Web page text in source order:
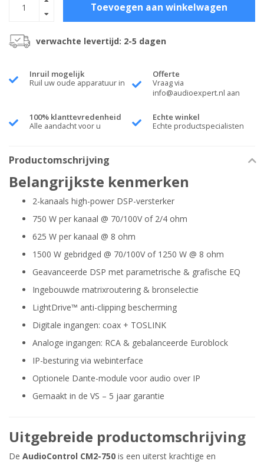
Toevoegen aan winkelwagen
verwachte levertijd: 2-5 dagen
Inruil mogelijk
Ruil uw oude apparatuur in
Offerte
Vraag via
info@audioexpert.nl aan
100% klanttevredenheid
Alle aandacht voor u
Echte winkel
Echte productspecialisten
Productomschrijving
Belangrijkste kenmerken
2-kanaals high-power DSP-versterker
750 W per kanaal @ 70/100V of 2/4 ohm
625 W per kanaal @ 8 ohm
1500 W gebridged @ 70/100V of 1250 W @ 8 ohm
Geavanceerde DSP met parametrische & grafische EQ
Ingebouwde matrixroutering & bronselectie
LightDrive™ anti-clipping bescherming
Digitale ingangen: coax + TOSLINK
Analoge ingangen: RCA & gebalanceerde Euroblock
IP-besturing via webinterface
Optionele Dante-module voor audio over IP
Gemaakt in de VS – 5 jaar garantie
Uitgebreide productomschrijving
De AudioControl CM2-750 is een uiterst krachtige en